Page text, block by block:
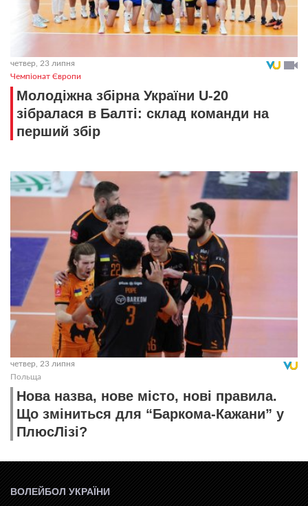
четвер, 23 липня
Чемпіонат Європи
Молодіжна збірна України U-20
зібралася в Балті: склад команди на
перший збір
четвер, 23 липня
Польща
Нова назва, нове місто, нові правила.
Що зміниться для “Баркома-Кажани” у
ПлюсЛізі?
ВОЛЕЙБОЛ УКРАЇНИ